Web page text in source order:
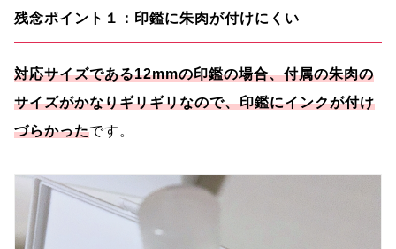
残念ポイント１：印鑑に朱肉が付けにくい
対応サイズである12mmの印鑑の場合、付属の朱肉の
サイズがかなりギリギリなので、印鑑にインクが付け
づらかったです。